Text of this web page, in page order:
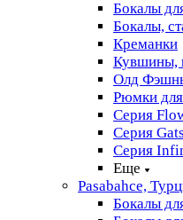
Бокалы
Бокалы,
Креманки
Кувшины,
Олд
Рюмки
Серия
Серия
Серия
Еще
Pasabahce,
Бокалы